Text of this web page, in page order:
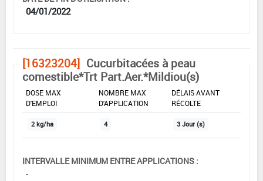
04/01/2022
[16323204] Cucurbitacées à peau
comestible*Trt Part.Aer.*Mildiou(s)
DOSE MAX
D'EMPLOI
NOMBRE MAX
D'APPLICATION
DÉLAIS AVANT
RÉCOLTE
2 kg/ha 4 3 Jour (s)
INTERVALLE MINIMUM ENTRE APPLICATIONS :
-